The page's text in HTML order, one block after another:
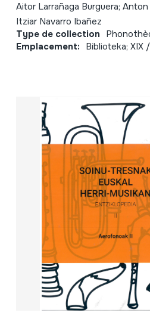
Aitor Larrañaga Burguera;
Itziar Navarro Ibañez
Type de collection
Emplacement: Biblioteka; XIX